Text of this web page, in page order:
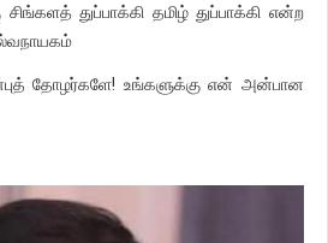
துப்பாக்கி தமிழ் துப்பாக்கி என்ற
தோழர்களே! உங்களுக்கு என் அன்பான